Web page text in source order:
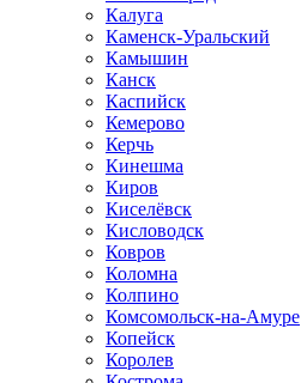
Калуга
Каменск-Уральский
Камышин
Канск
Каспийск
Кемерово
Керчь
Кинешма
Киров
Киселёвск
Кисловодск
Ковров
Коломна
Колпино
Комсомольск-на-Амуре
Копейск
Королев